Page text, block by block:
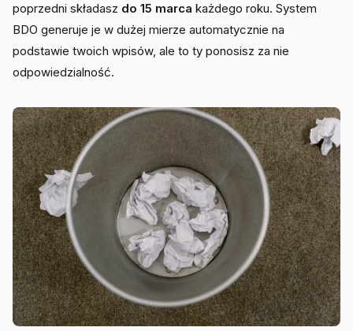
poprzedni składasz do 15 marca każdego roku. System
BDO generuje je w dużej mierze automatycznie na
podstawie twoich wpisów, ale to ty ponosisz za nie
odpowiedzialność.